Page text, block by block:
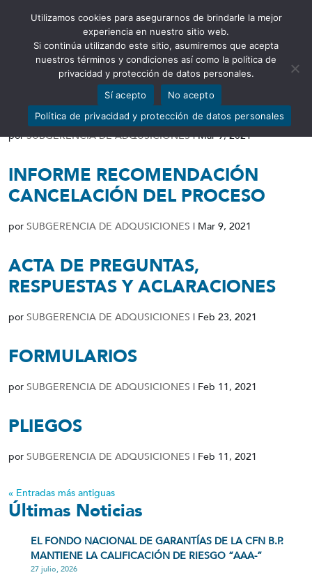
Abrir barra de herramientas
RESOLUCIÓN DE CANCELACIÓN
porSUBGERENCIA DE ADQUSICIONES|Mar 9, 2021
INFORME RECOMENDACIÓN
CANCELACIÓN DEL PROCESO
por SUBGERENCIA DE ADQUSICIONES | Mar 9, 2021
ACTA DE PREGUNTAS,
RESPUESTAS Y ACLARACIONES
por SUBGERENCIA DE ADQUSICIONES | Feb 23, 2021
FORMULARIOS
por SUBGERENCIA DE ADQUSICIONES | Feb 11, 2021
PLIEGOS
por SUBGERENCIA DE ADQUSICIONES | Feb 11, 2021
« Entradas más antiguas
Últimas Noticias
EL FONDO NACIONAL DE GARANTÍAS DE LA CFN B.P.
MANTIENE LA CALIFICACIÓN DE RIESGO “AAA-”
27 julio, 2026
Utilizamos cookies para asegurarnos de brindarle la mejor
experiencia en nuestro sitio web.
Si continúa utilizando este sitio, asumiremos que acepta
nuestros términos y condiciones así como la política de
privacidad y protección de datos personales.
Sí acepto
No acepto
Política de privacidad y protección de datos personales